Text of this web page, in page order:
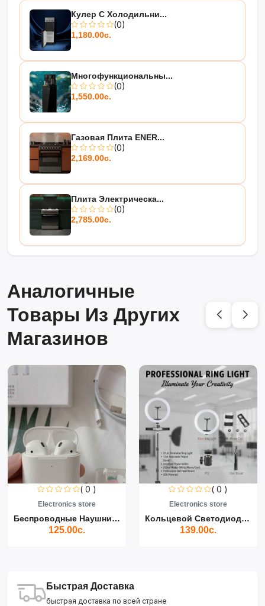
Кулер С Холодильни...
(0)
1,180.00с.
Многофункциональны...
(0)
1,550.00с.
Газовая Плита ENER...
(0)
2,169.00с.
Плита Электрическа...
(0)
2,785.00с.
Аналогичные
Товары Из Других
Магазинов
( 0 )
Electronics store
Беспроводные Наушники Air...
125.00с.
( 0 )
Electronics store
Кольцевой Светодиодный Св...
139.00с.
Быстрая Доставка
быстрая доставка по всей стране